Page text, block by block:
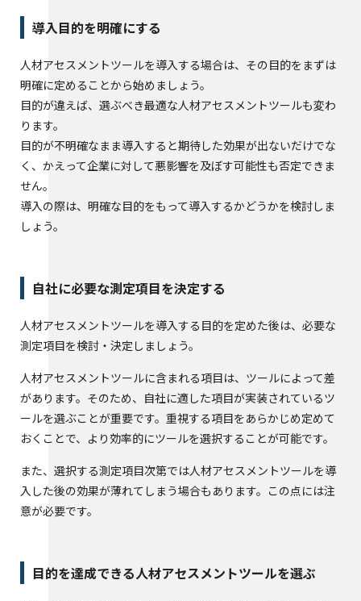
導入目的を明確にする
人材アセスメントツールを導入する場合は、その目的をまずは
明確に定めることから始めましょう。
目的が違えば、選ぶべき最適な人材アセスメントツールも変わ
ります。
目的が不明確なまま導入すると期待した効果が出ないだけでな
く、かえって企業に対して悪影響を及ぼす可能性も否定できま
せん。
導入の際は、明確な目的をもって導入するかどうかを検討しま
しょう。
自社に必要な測定項目を決定する
人材アセスメントツールを導入する目的を定めた後は、必要な
測定項目を検討・決定しましょう。
人材アセスメントツールに含まれる項目は、ツールによって差
があります。そのため、自社に適した項目が実装されているツ
ールを選ぶことが重要です。重視する項目をあらかじめ定めて
おくことで、より効率的にツールを選択することが可能です。
また、選択する測定項目次第では人材アセスメントツールを導
入した後の効果が薄れてしまう場合もあります。この点には注
意が必要です。
目的を達成できる人材アセスメントツールを選ぶ